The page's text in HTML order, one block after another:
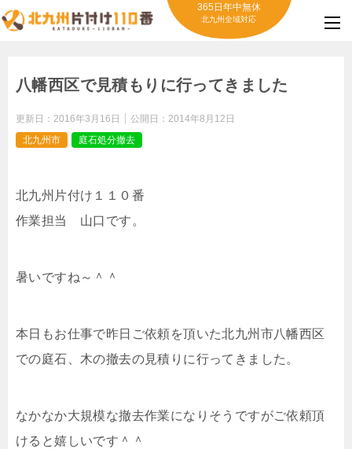
365日年中無休
北九州全域対応
八幡西区で見積もりに行ってきました
更新日： 2016年3月16日 公開日： 2014年8月12日
北九州市
庭石処分撤去
北九州片付け１１０番
作業担当 山口です。
暑いですね～＾＾
本日もお仕事で昨日ご依頼を頂いた北九州市八幡西区
での庭石、木の撤去の見積りに行ってきました。
なかなか大規模な撤去作業になりそうですがご依頼頂
けると嬉しいです＾＾